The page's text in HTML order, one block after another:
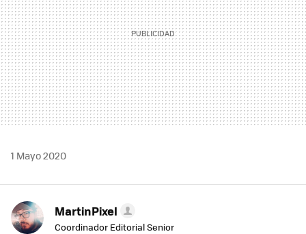
1 Mayo 2020
MartinPixel
Coordinador Editorial Senior